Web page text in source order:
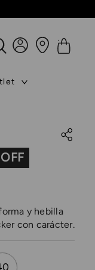
y hebilla
con carácter.